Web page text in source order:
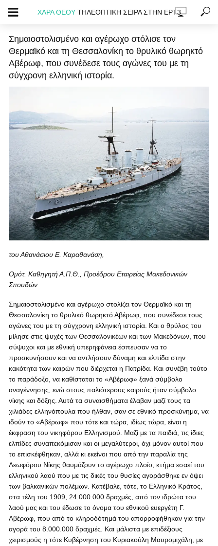
ΧΑΡΑ ΘΕΟΥ ΤΗΛΕΟΠΤΙΚΗ ΣΕΙΡΑ ΣΤΗΝ ΕΡΤ3
ΑΠΟΨΕΙΣ - ΚΕΙΜΕΝΑ
Το Θωρηκτό Αβέρωφ και ο πατριωτισμός των
Θεσσαλονικέων
28/10/2017 174 views 7 min read
Σημαιοστολισμένο και αγέρωχο στόλισε τον
Θερμαϊκό και τη Θεσσαλονίκη το θρυλικό θωρηκτό
Αβέρωφ, που συνέδεσε τους αγώνες του με τη
σύγχρονη ελληνική ιστορία.
του Αθανάσιου Ε. Καραθανάση,
Ομότ. Καθηγητή Α.Π.Θ., Προέδρου Εταιρείας Μακεδονικών
Σπουδών
Σημαιοστολισμένο και αγέρωχο στολίζει τον Θερμαϊκό και τη
Θεσσαλονίκη το θρυλικό θωρηκτό Αβέρωφ, που συνέδεσε τους
αγώνες του με τη σύγχρονη ελληνική ιστορία. Και ο θρύλος του
μίλησε στις ψυχές των Θεσσαλονικέων και των Μακεδόνων, που
σύψυχοι και με εθνική υπερηφάνεια έσπευσαν να το
προσκυνήσουν και να αντλήσουν δύναμη και ελπίδα στην
κακότητα των καιρών που διέρχεται η Πατρίδα. Και συνέβη τούτο
το παράδοξο, να καθίσταται το «Αβέρωφ» ξανά σύμβολο
αναγέννησης, ενώ στους παλιότερους καιρούς ήταν σύμβολο
νίκης και δόξης. Αυτά τα συναισθήματα έλαβαν μαζί τους τα
χιλιάδες ελληνόπουλα που ήλθαν, σαν σε εθνικό προσκύνημα, να
ιδούν το «Αβέρωφ» που τότε και τώρα, ιδίως τώρα, είναι η
έκφραση του νικηφόρου Ελληνισμού. Μαζί με τα παιδιά, τις ίδιες
ελπίδες συναπεκόμισαν και οι μεγαλύτεροι, όχι μόνον αυτοί που
το επισκέφθηκαν, αλλά κι εκείνοι που από την παραλία της
Λεωφόρου Νίκης θαυμάζουν το αγέρωχο πλοίο, κτήμα εσαεί του
ελληνικού λαού που με τις δικές του θυσίες αγοράσθηκε εν όψει
των βαλκανικών πολέμων. Κατέβαλε, τότε, το Ελληνικό Κράτος,
στα τέλη του 1909, 24.000.000 δραχμές, από τον ιδρώτα του
λαού μας και του έδωσε το όνομα του εθνικού ευεργέτη Γ.
Αβέρωφ, που από το κληροδότημά του απορροφήθηκαν για την
αγορά του 8.000.000 δραχμές. Και μάλιστα με επιδέξιους
χειρισμούς η τότε Κυβέρνηση του Κυριακούλη Μαυρομιχάλη, με